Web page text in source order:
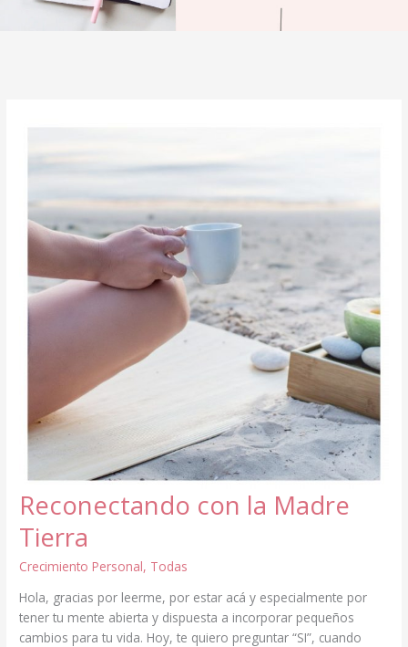
Reconectando con la Madre
Tierra
Crecimiento Personal, Todas
Hola, gracias por leerme, por estar acá y especialmente por
tener tu mente abierta y dispuesta a incorporar pequeños
cambios para tu vida. Hoy, te quiero preguntar “SI”, cuando